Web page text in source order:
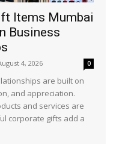
Items Mumbai
Business
4, 2026 0
are built on
and appreciation.
and services are
corporate gifts add a